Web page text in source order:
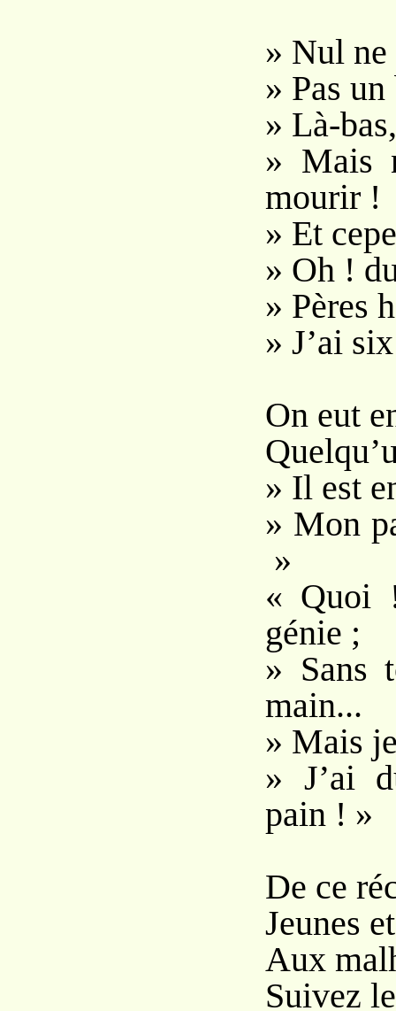
» Nul ne
» Pas
» Là-
» Mais
mourir !
» Et
» Oh !
» Pères
» J’ai
On eut
» Il est
» Mon
»
« Quoi
génie ;
» Sans
main...
» Mais
» J’ai
pain ! »
De ce
Jeunes
Aux
Suivez